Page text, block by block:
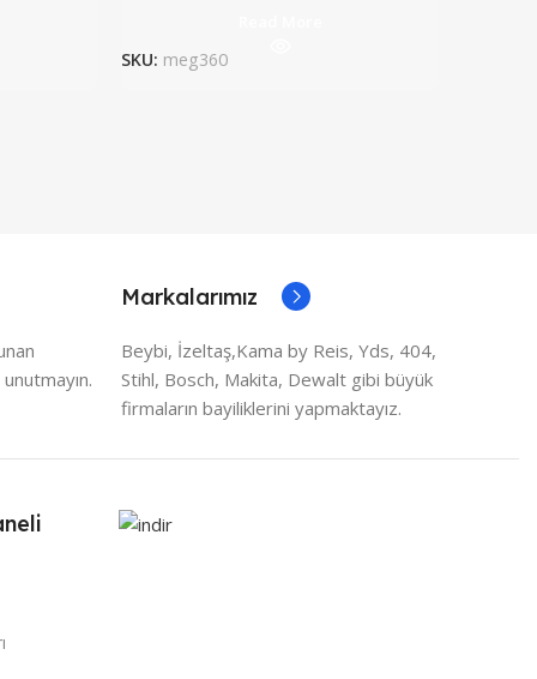
SKU: meg360
Markalarımız
Beybi, İzeltaş,Kama by Reis, Yds, 404,
Stihl, Bosch, Makita, Dewalt gibi büyük
firmaların bayiliklerini yapmaktayız.